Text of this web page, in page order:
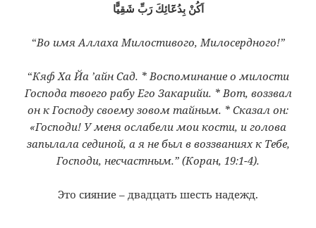
اَكُنْ بِدُعَٓائِكَ رَبِّ شَقِيًّا
“Во имя Аллаха Милостивого, Милосердного!”
“Кяф Ха Йа ’айн Сад. * Воспоминание о милости
Господа твоего рабу Его Закарийи. * Вот, воззвал
он к Господу своему зовом тайным. * Сказал он:
«Господи! У меня ослабели мои кости, и голова
запылала сединой, а я не был в воззваниях к Тебе,
Господи, несчастным.” (Коран, 19:1-4).
Это сияние – двадцать шесть надежд.